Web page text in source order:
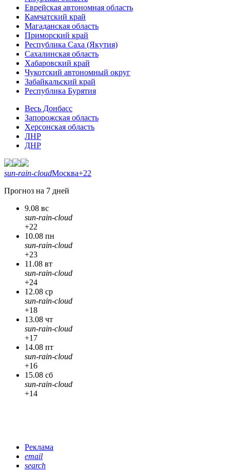
Еврейская автономная область
Камчатский край
Магаданская область
Приморский край
Республика Саха (Якутия)
Сахалинская область
Хабаровский край
Чукотский автономный округ
Забайкальский край
Республика Бурятия
Весь Донбасс
Запорожская область
Херсонская область
ЛНР
ДНР
sun-rain-cloudМосква+22
Прогноз на 7 дней
9.08 вс
sun-rain-cloud
+22
10.08 пн
sun-rain-cloud
+23
11.08 вт
sun-rain-cloud
+24
12.08 ср
sun-rain-cloud
+18
13.08 чт
sun-rain-cloud
+17
14.08 пт
sun-rain-cloud
+16
15.08 сб
sun-rain-cloud
+14
Реклама
email
search